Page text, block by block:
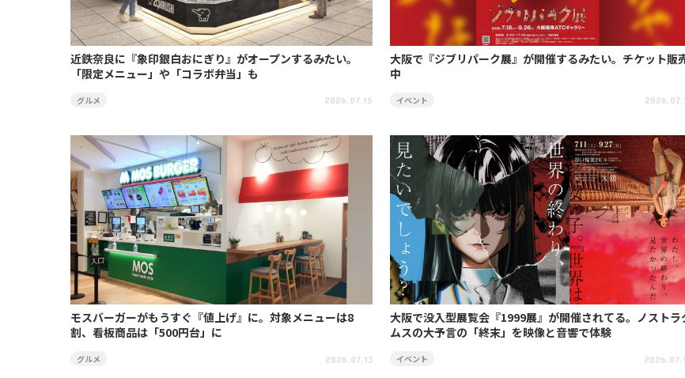
近鉄奈良に『象印銀白おにぎり』がオープンするみたい。
「限定メニュー」や「コラボ弁当」も
グルメ 2026.07.15
大阪で『ジブリパーク展』が開催するみたい。チケット販
中
イベント
モスバーガーがもうすぐ『値上げ』に。対象メニューは8
割、看板商品は「500円台」に
グルメ 2026.07.13
大阪で没入型展覧会『1999展』が開催されてる。ノストラ
ムスの大予言の「終末」を映像と音響で体験
イベント